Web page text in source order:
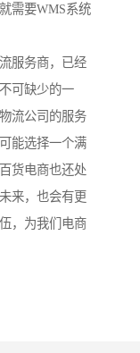
需要WMS系统
服务商，已经
可缺少的一
流公司的服务
能选择一个满
货电商也还处
来，也会有更
，为我们电商